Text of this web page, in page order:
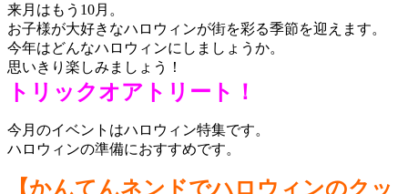
来月はもう10月。
お子様が大好きなハロウィンが街を彩る季節を迎えます。
今年はどんなハロウィンにしましょうか。
思いきり楽しみましょう！
トリックオアトリート！
今月のイベントはハロウィン特集です。
ハロウィンの準備におすすめです。
【かんてんネンドでハロウィンのクッ